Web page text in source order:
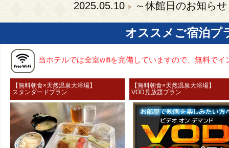
2025.05.10
～休館日のお知ら
オススメご宿泊プ
当ホテルでは全室wifiを完備していますので、無料で
【無料朝食×天然温泉大浴場】
スタンダードプラン
【無料朝食×天然温泉大浴
VOD見放題プラン